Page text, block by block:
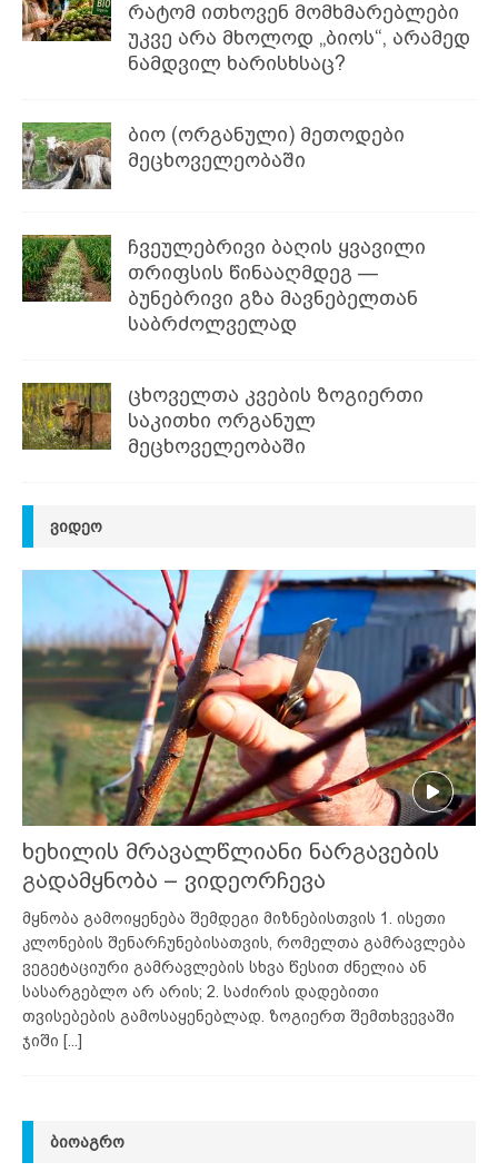
რატომ ითხოვენ მომხმარებლები
უკვე არა მხოლოდ „ბიოს“, არამედ
ნამდვილ ხარისხსაც?
ბიო (ორგანული) მეთოდები
მეცხოველეობაში
ჩვეულებრივი ბაღის ყვავილი
თრიფსის წინააღმდეგ —
ბუნებრივი გზა მავნებელთან
საბრძოლველად
ცხოველთა კვების ზოგიერთი
საკითხი ორგანულ
მეცხოველეობაში
ᲕᲘᲓᲔᲝ
ხეხილის მრავალწლიანი ნარგავების
გადამყნობა – ვიდეორჩევა
მყნობა გამოიყენება შემდეგი მიზნებისთვის 1. ისეთი
კლონების შენარჩუნებისათვის, რომელთა გამრავლება
ვეგეტაციური გამრავლების სხვა წესით ძნელია ან
სასარგებლო არ არის; 2. საძირის დადებითი
თვისებების გამოსაყენებლად. ზოგიერთ შემთხვევაში
ჯიში [...]
ᲑᲘᲝᲐᲒᲠᲝ